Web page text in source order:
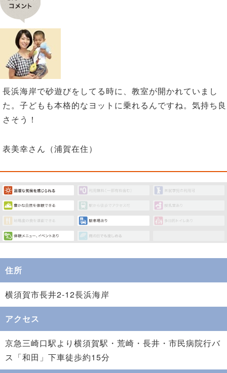
長浜海岸で砂遊びをしてる時に、教室が開かれていまし
た。子どもも本格的なヨットに乗れるんですね。気持ち良
さそう！
表美幸さん（浦賀在住）
住所
横須賀市長井2-12長浜海岸
アクセス
京急三崎口駅より横須賀駅・荒崎・長井・市民病院行バ
ス「和田」下車徒歩約15分